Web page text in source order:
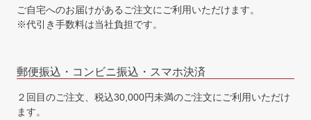
ご自宅へのお届けがあるご注文にご利用いただけます。
※代引き手数料は当社負担です。
郵便振込・コンビニ振込・スマホ決済
２回目のご注文、税込30,000円未満のご注文にご利用いただけ
ます。